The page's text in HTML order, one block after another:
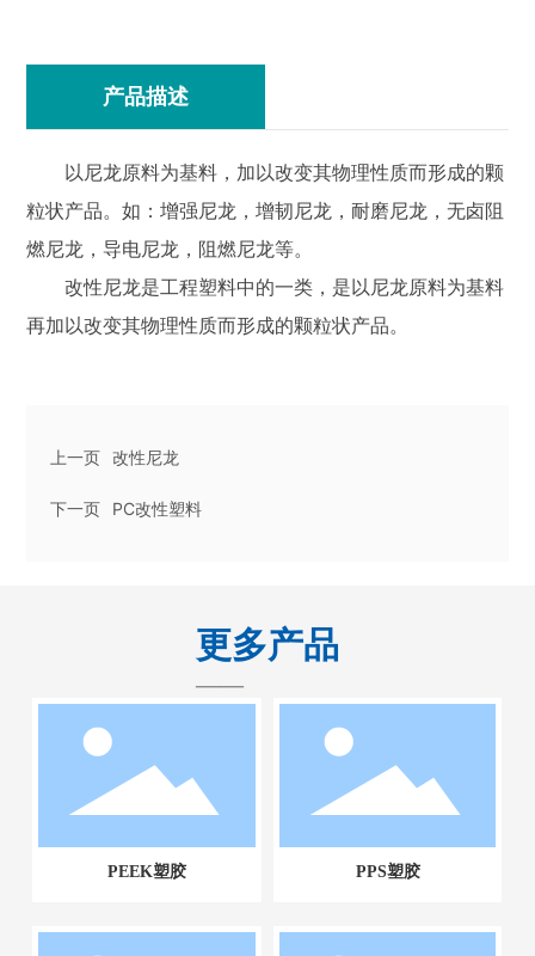
产品描述
以尼龙原料为基料，加以改变其物理性质而形成的颗
粒状产品。如：增强尼龙，增韧尼龙，耐磨尼龙，无卤阻
燃尼龙，导电尼龙，阻燃尼龙等。
改性尼龙是工程塑料中的一类，是以尼龙原料为基料
再加以改变其物理性质而形成的颗粒状产品。
上一页 改性尼龙
下一页 PC改性塑料
更多产品
——
PEEK塑胶 PPS塑胶